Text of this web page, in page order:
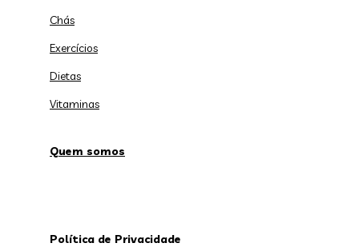
Chás
Exercícios
Dietas
Vitaminas
Quem somos
Política de Privacidade